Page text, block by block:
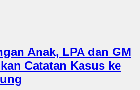
Anak, LPA dan GM
Catatan Kasus ke